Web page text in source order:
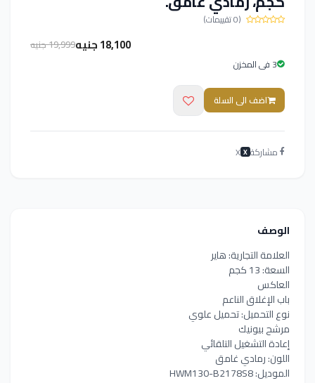
(0 تقييمات)
18,100 جنيه
19,999 جنيه
3 فى المخزن
اضف الى السلة
مشاركة X
X
الوصف
العلامة التجارية: هاير
السعة: 13 كجم
العاكس
باب الإغلاق الناعم
نوع التحميل: تحميل علوي
مرشح بيونيك
إعادة التشغيل التلقائي
اللون: رمادي غامق
الموديل: HWM130-B2178S8